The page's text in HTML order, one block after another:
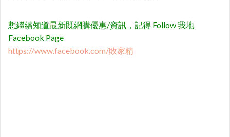
想繼續知道最新既網購優惠/資訊，記得 Follow 我地
Facebook Page
https://www.facebook.com/敗家精